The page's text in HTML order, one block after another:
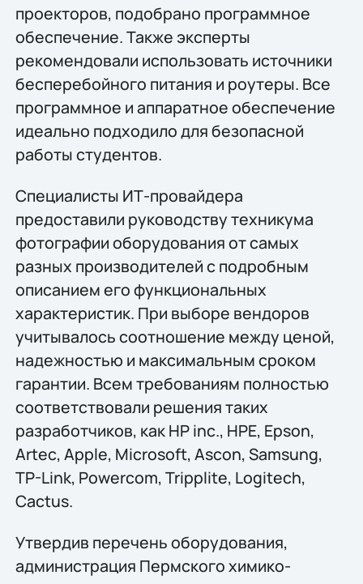
проекторов, подобрано программное
обеспечение. Также эксперты
рекомендовали использовать источники
бесперебойного питания и роутеры. Все
программное и аппаратное обеспечение
идеально подходило для безопасной
работы студентов.
Специалисты ИТ-провайдера
предоставили руководству техникума
фотографии оборудования от самых
разных производителей с подробным
описанием его функциональных
характеристик. При выборе вендоров
учитывалось соотношение между ценой,
надежностью и максимальным сроком
гарантии. Всем требованиям полностью
соответствовали решения таких
разработчиков, как HP inc., HPE, Epson,
Artec, Apple, Microsoft, Ascon, Samsung,
TP-Link, Powercom, Tripplite, Logitech,
Cactus.
Утвердив перечень оборудования,
администрация Пермского химико-